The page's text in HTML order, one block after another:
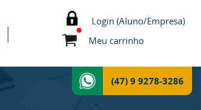
Login (Aluno/Empresa)
Meu carrinho
(47) 9 9278-3286